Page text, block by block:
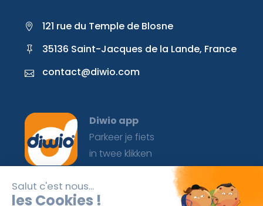
121 rue du Temple de Blosne
35136 Saint-Jacques de la Lande, France
contact@diwio.com
Diwio app
Parkeer je fiets
in twee klikken
Voor 3 minuten of een leven lang, jouw